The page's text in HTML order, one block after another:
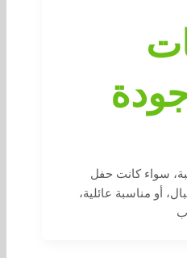
سواء كانت حفل
أو مناسبة عائلية،